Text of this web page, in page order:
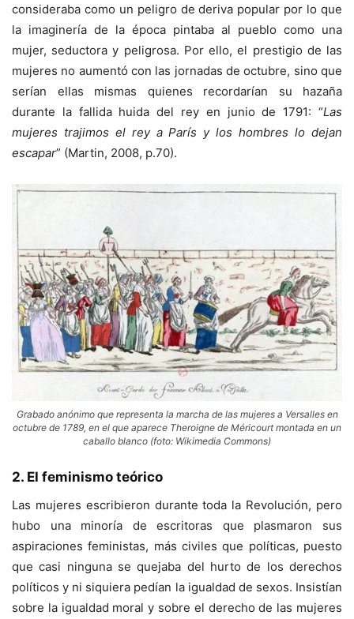
consideraba como un peligro de deriva popular por lo que
la imaginería de la época pintaba al pueblo como una
mujer, seductora y peligrosa. Por ello, el prestigio de las
mujeres no aumentó con las jornadas de octubre, sino que
serían ellas mismas quienes recordarían su hazaña
durante la fallida huida del rey en junio de 1791: “Las
mujeres trajimos el rey a París y los hombres lo dejan
escapar” (Martin, 2008, p.70).
Grabado anónimo que representa la marcha de las mujeres a Versalles en
octubre de 1789, en el que aparece Theroigne de Méricourt montada en un
caballo blanco (foto: Wikimedia Commons)
2. El feminismo teórico
Las mujeres escribieron durante toda la Revolución, pero
hubo una minoría de escritoras que plasmaron sus
aspiraciones feministas, más civiles que políticas, puesto
que casi ninguna se quejaba del hurto de los derechos
políticos y ni siquiera pedían la igualdad de sexos. Insistían
sobre la igualdad moral y sobre el derecho de las mujeres